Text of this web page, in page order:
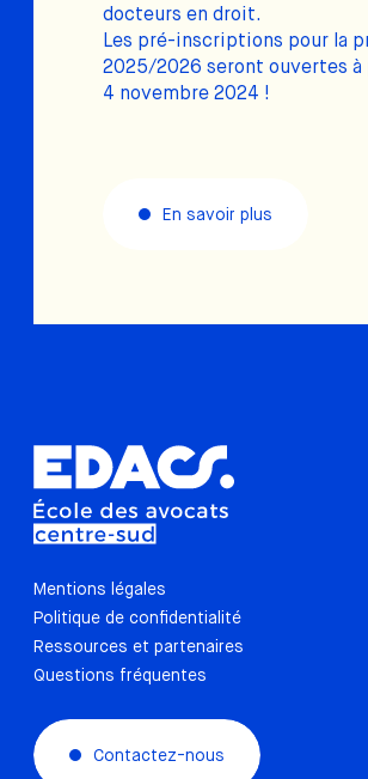
docteurs en droit.
Les pré-inscriptions pour la
2025/2026 seront ouvertes à
4 novembre 2024 !
En savoir plus
Mentions légales
Politique de confidentialité
Ressources et partenaires
Questions fréquentes
Contactez-nous